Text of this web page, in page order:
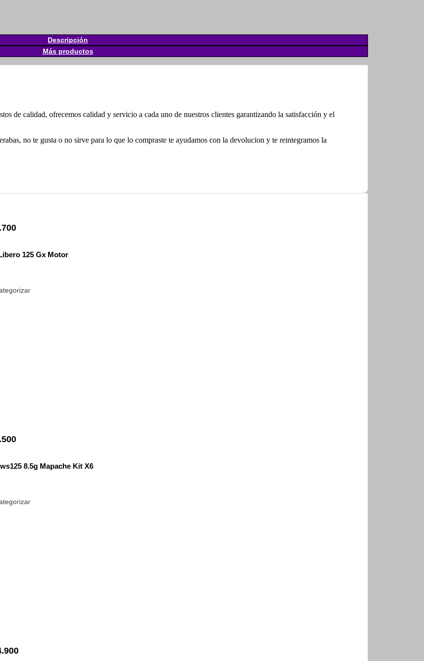
Descripción
Más productos
de calidad, ofrecemos calidad y servicio a cada uno de nuestros clientes garantizando la satisfacción y el
no te gusta o no sirve para lo que lo compraste te ayudamos con la devolucion y te reintegramos la
125 Gx Motor
8.5g Mapache Kit X6